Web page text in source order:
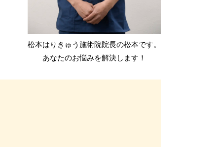
松本はりきゅう施術院院長の松本です。
あなたのお悩みを解決します！​